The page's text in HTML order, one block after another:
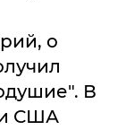
о
В
и США